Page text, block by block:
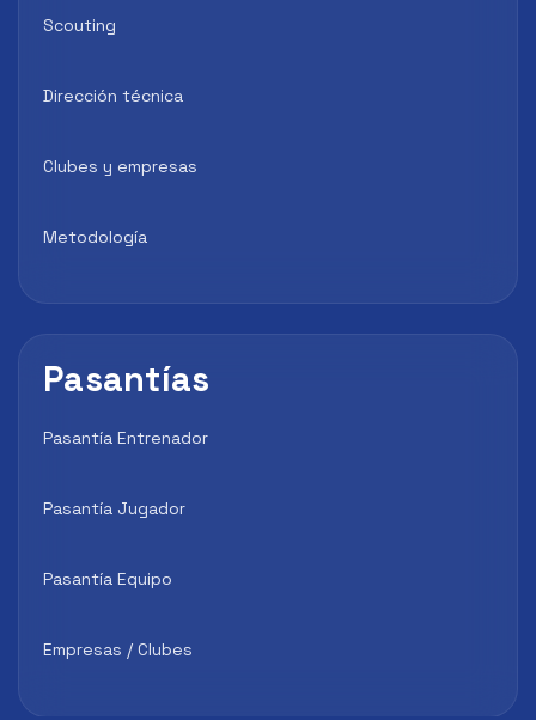
Scouting
Dirección técnica
Clubes y empresas
Metodología
Pasantías
Pasantía Entrenador
Pasantía Jugador
Pasantía Equipo
Empresas / Clubes